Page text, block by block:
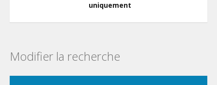
uniquement
Modifier la recherche